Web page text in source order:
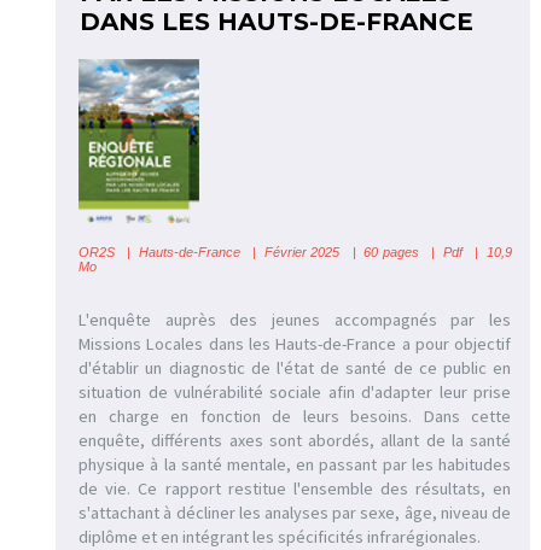
DANS LES HAUTS-DE-FRANCE
OR2S |Hauts-de-France | Février 2025 | 60 pages | Pdf | 10,9
Mo
L'enquête auprès des jeunes accompagnés par les
Missions Locales dans les Hauts-de-France a pour objectif
d'établir un diagnostic de l'état de santé de ce public en
situation de vulnérabilité sociale afin d'adapter leur prise
en charge en fonction de leurs besoins. Dans cette
enquête, différents axes sont abordés, allant de la santé
physique à la santé mentale, en passant par les habitudes
de vie. Ce rapport restitue l'ensemble des résultats, en
s'attachant à décliner les analyses par sexe, âge, niveau de
diplôme et en intégrant les spécificités infrarégionales.